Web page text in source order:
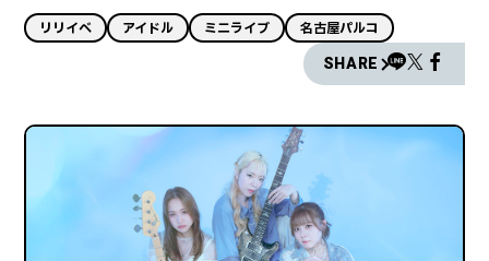
リリイベ アイドル ミニライブ 名古屋パルコ
SHARE